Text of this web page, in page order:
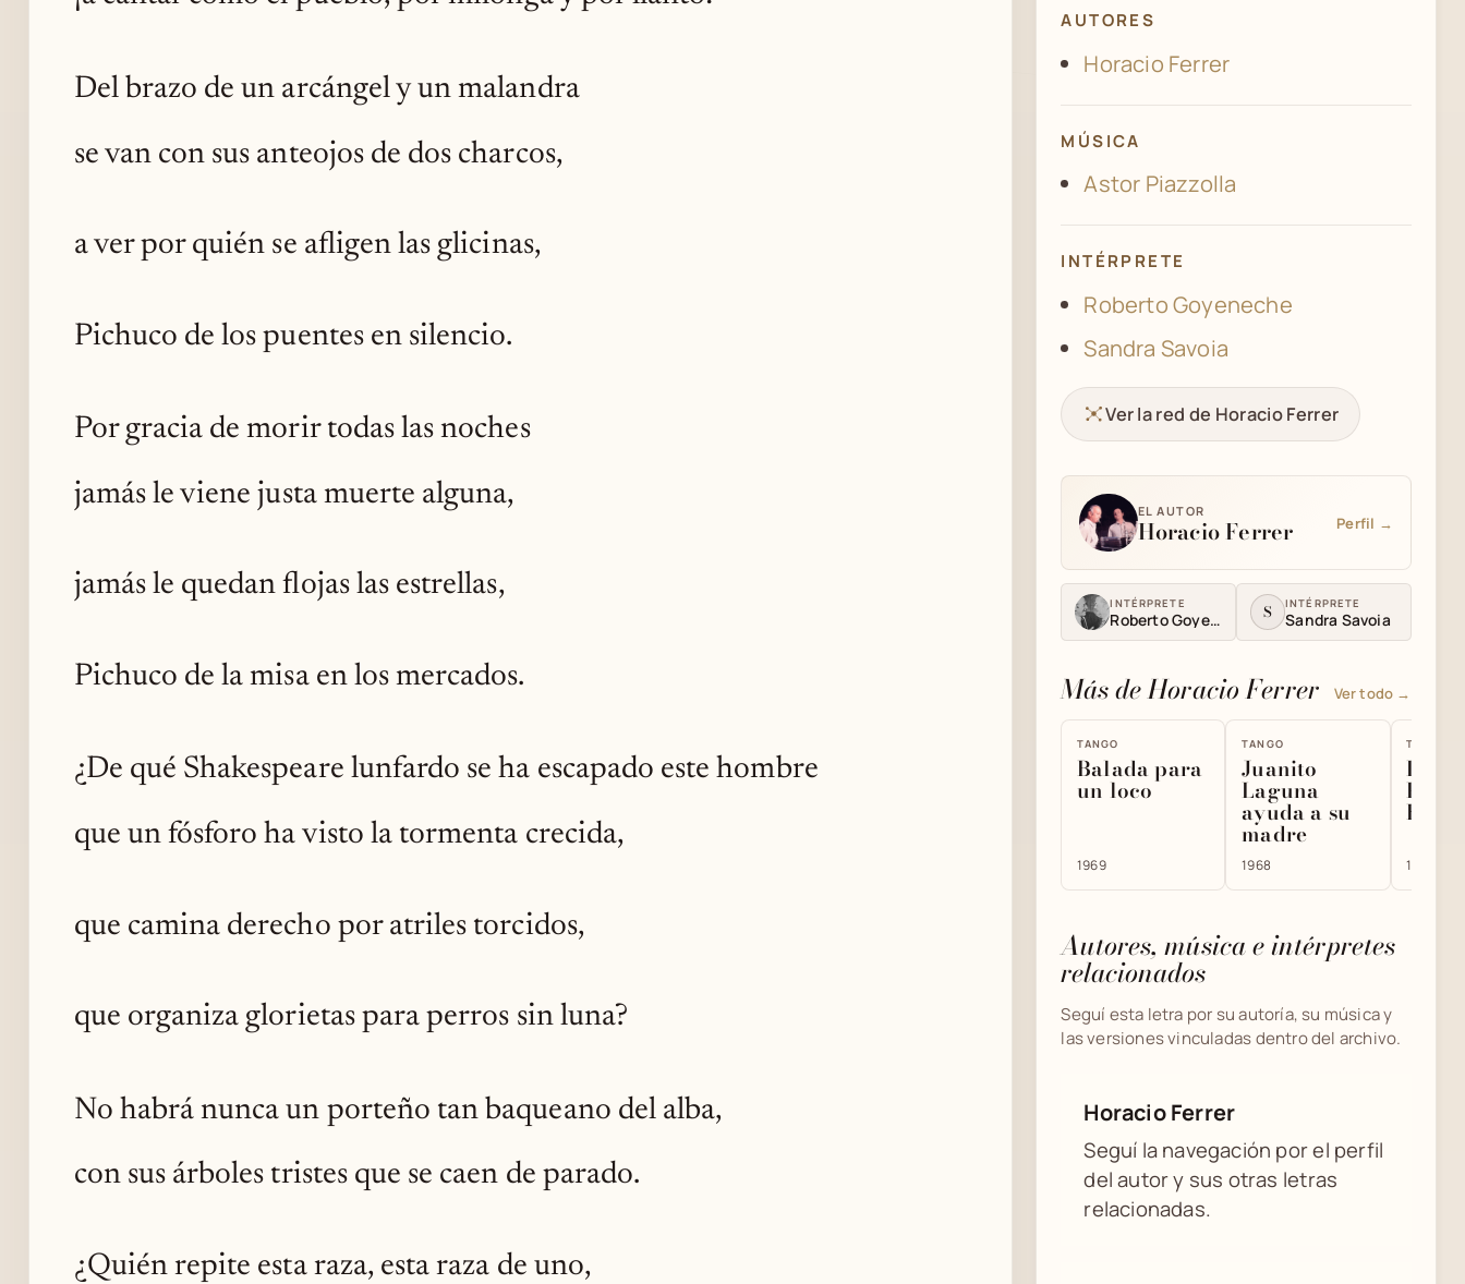
Del brazo de un arcángel y un malandra
se van con sus anteojos de dos charcos,
a ver por quién se afligen las glicinas,
Pichuco de los puentes en silencio.
Por gracia de morir todas las noches
jamás le viene justa muerte alguna,
jamás le quedan flojas las estrellas,
Pichuco de la misa en los mercados.
¿De qué Shakespeare lunfardo se ha escapado este hombre
que un fósforo ha visto la tormenta crecida,
que camina derecho por atriles torcidos,
que organiza glorietas para perros sin luna?
No habrá nunca un porteño tan baqueano del alba,
con sus árboles tristes que se caen de parado.
¿Quién repite esta raza, esta raza de uno,
AUTORES
Horacio Ferrer
MÚSICA
Astor Piazzolla
INTÉRPRETE
Roberto Goyeneche
Sandra Savoia
Ver la red de Horacio Ferrer
EL AUTOR
Horacio Ferrer Perfil →
INTÉRPRETE
Roberto Goyeneche S INTÉRPRETE
Sandra Savoia
Más de Horacio Ferrer Ver todo →
TANGO
Balada para
un loco
1969
TANGO
Juanito
Laguna
ayuda a su
madre
1968
TANGO
Los
1971
Autores, música e intérpretes
relacionados
Seguí esta letra por su autoría, su música y
las versiones vinculadas dentro del archivo.
Horacio Ferrer
Seguí la navegación por el perfil
del autor y sus otras letras
relacionadas.